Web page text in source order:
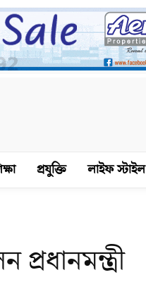
প্রযুক্তি লাইফ স্টাইল